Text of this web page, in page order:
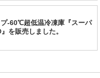
-60℃超低温冷凍庫『スーパ
を販売しました。